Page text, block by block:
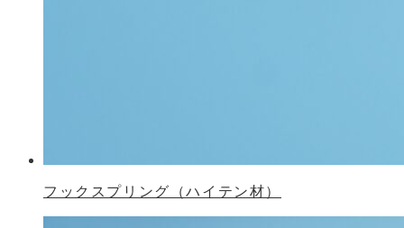
フックスプリング（ハイテン材）